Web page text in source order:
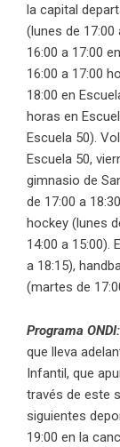
la capital
(lunes de 17:00
16:00 a 17:00
16:00 a 17:00
18:00 en
horas en
Escuela 50).
Escuela 50,
gimnasio de
de 17:00 a
hockey (lunes
14:00 a 15:00).
a 18:15),
(martes de
Programa ONDI:
que lleva
Infantil, que
través de este
siguientes
19:00 en la